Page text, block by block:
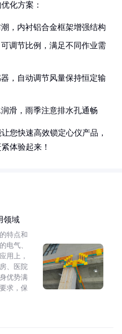
化方案：
，内衬铝合金框架增强结构
调节比例，满足不同作业需
器，自动调节风量保持恒定输
润滑，雨季注意排水孔通畅
您快速高效锁定心仪产品，
体验起来！
领域
特点和
电气、
用上，
、医院
优势满
求，保